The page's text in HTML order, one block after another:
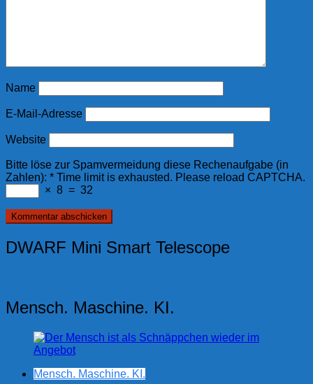
Name
E-Mail-Adresse
Website
Bitte löse zur Spamvermeidung diese Rechenaufgabe (in
Zahlen): * Time limit is exhausted. Please reload CAPTCHA.
× 8 = 32
DWARF Mini Smart Telescope
Mensch. Maschine. KI.
Mensch. Maschine. KI.